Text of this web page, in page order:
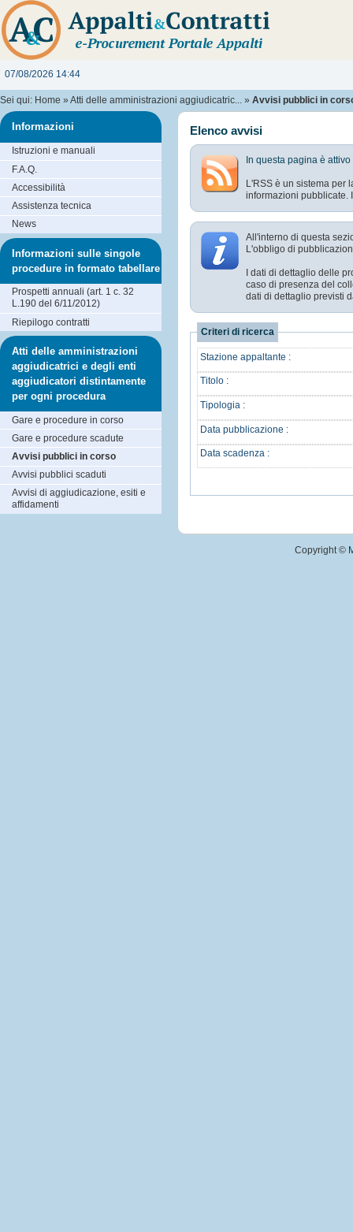
07/08/2026 14:44
Sei qui: Home » Atti delle amministrazioni aggiudicatric... » Avvisi pubblici in
Elenco avvisi
In questa pagina è
L'RSS è un sistema per
informazioni pubblicate.
All'interno di questa
L'obbligo di
I dati di dettaglio delle
caso di presenza del
dati di dettaglio previsti
Criteri di ricerca
Stazione appaltante :
Titolo :
Tipologia :
Data pubblicazione :
Data scadenza :
Informazioni
Istruzioni e manuali
F.A.Q.
Accessibilità
Assistenza tecnica
News
Informazioni sulle singole
procedure in formato tabellare
Prospetti annuali (art. 1 c. 32
L.190 del 6/11/2012)
Riepilogo contratti
Atti delle amministrazioni
aggiudicatrici e degli enti
aggiudicatori distintamente
per ogni procedura
Gare e procedure in corso
Gare e procedure scadute
Avvisi pubblici in corso
Avvisi pubblici scaduti
Avvisi di aggiudicazione, esiti e
affidamenti
Copyright ©